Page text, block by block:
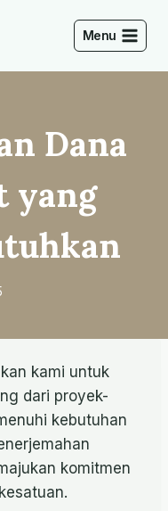
Menu
Dana
yang
kami untuk
dari proyek-
kebutuhan
komitmen